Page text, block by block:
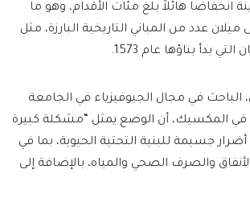
هائلاً بلغ مئات الأقدام، وهو ما
عدد من المباني التاريخية البارزة، مثل
بدأ بناؤها عام 1573.
الباحث في مجال الجيوفيزياء في الجامعة
في المكسيك، أن الوضع يمثل “مشكلة كبيرة
جسيمة للبنية التحتية الحيوية، بما في
والصرف الصحي والمياه، بالإضافة إلى